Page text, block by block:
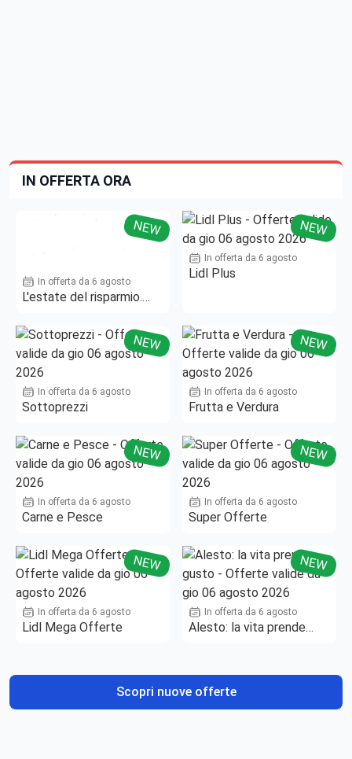
IN OFFERTA ORA
NEW
In offerta da 6 agosto
L'estate del risparmio.
NEW
In offerta da 6 agosto
Lidl Plus
NEW
In offerta da 6 agosto
Sottoprezzi
NEW
In offerta da 6 agosto
Frutta e Verdura
NEW
In offerta da 6 agosto
Carne e Pesce
NEW
In offerta da 6 agosto
Super Offerte
NEW
In offerta da 6 agosto
Lidl Mega Offerte
NEW
In offerta da 6 agosto
Alesto: la vita prende
Scopri nuove offerte